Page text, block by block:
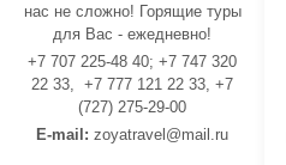
нас не сложно! Горящие туры
для Вас - ежедневно!
+7 707 225-48 40; +7 747 320
22 33, +7 777 121 22 33, +7
(727) 275-29-00
E-mail: zoyatravel@mail.ru